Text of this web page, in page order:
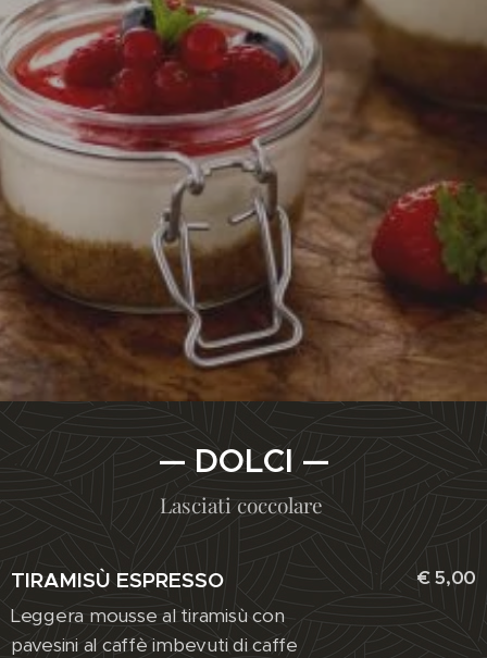
— DOLCI —
Lasciati coccolare
TIRAMISÙ ESPRESSO
Leggera mousse al tiramisù con
pavesini al caffè imbevuti di caffe
€ 5,00